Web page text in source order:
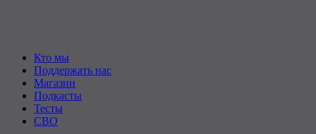
Кто мы
Поддержать нас
Магазин
Подкасты
Тесты
СВО